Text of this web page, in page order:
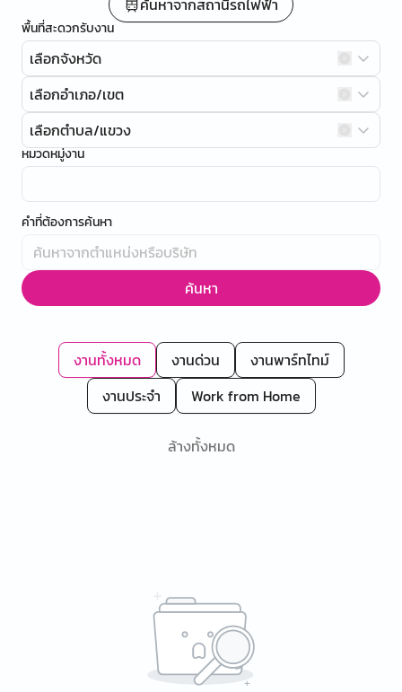
ค้นหาจากสถานีรถไฟฟ้า
พื้นที่สะดวกรับงาน
เลือกจังหวัด
เลือกอำเภอ/เขต
เลือกตำบล/แขวง
หมวดหมู่งาน
คำที่ต้องการค้นหา
ค้นหา
งานทั้งหมด งานด่วน
งานพาร์ทไทม์
งานประจำ
Work from Home
ล้างทั้งหมด